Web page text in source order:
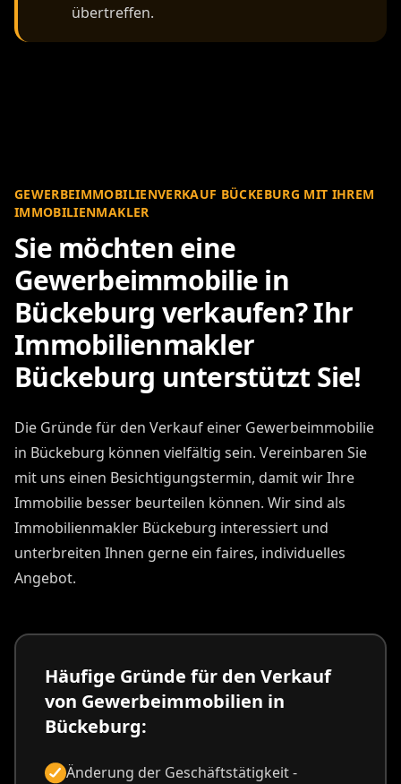
übertreffen.
GEWERBEIMMOBILIENVERKAUF BÜCKEBURG MIT IHREM
IMMOBILIENMAKLER
Sie möchten eine
Gewerbeimmobilie in
Bückeburg verkaufen? Ihr
Immobilienmakler
Bückeburg unterstützt Sie!
Die Gründe für den Verkauf einer Gewerbeimmobilie
in Bückeburg können vielfältig sein. Vereinbaren Sie
mit uns einen Besichtigungstermin, damit wir Ihre
Immobilie besser beurteilen können. Wir sind als
Immobilienmakler Bückeburg interessiert und
unterbreiten Ihnen gerne ein faires, individuelles
Angebot.
Häufige Gründe für den Verkauf
von Gewerbeimmobilien in
Bückeburg:
Änderung der Geschäftstätigkeit -